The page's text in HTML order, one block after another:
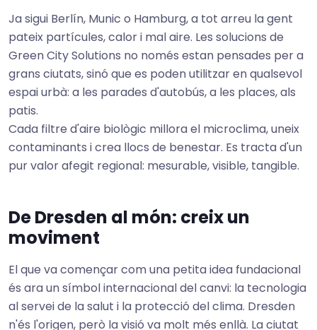
Ja sigui Berlín, Munic o Hamburg, a tot arreu la gent
pateix partícules, calor i mal aire. Les solucions de
Green City Solutions no només estan pensades per a
grans ciutats, sinó que es poden utilitzar en qualsevol
espai urbà: a les parades d'autobús, a les places, als
patis.
Cada filtre d'aire biològic millora el microclima, uneix
contaminants i crea llocs de benestar. Es tracta d'un
pur valor afegit regional: mesurable, visible, tangible.
De Dresden al món: creix un
moviment
El que va començar com una petita idea fundacional
és ara un símbol internacional del canvi: la tecnologia
al servei de la salut i la protecció del clima. Dresden
n'és l'origen, però la visió va molt més enllà. La ciutat